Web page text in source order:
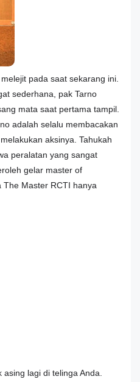
pada saat sekarang ini.
sederhana, pak Tarno
mata saat pertama tampil.
adalah selalu membacakan
aksinya. Tahukah
peralatan yang sangat
gelar master of
Master RCTI hanya
lagi di telinga Anda.